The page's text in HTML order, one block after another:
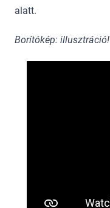
alatt.
Borítókép: illusztráció!